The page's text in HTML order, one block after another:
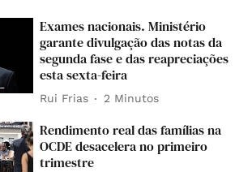
Exames nacionais. Ministério
garante divulgação das notas da
segunda fase e das reapreciações
esta sexta-feira
Rui Frias 2 Minutos
Rendimento real das famílias na
OCDE desacelera no primeiro
trimestre